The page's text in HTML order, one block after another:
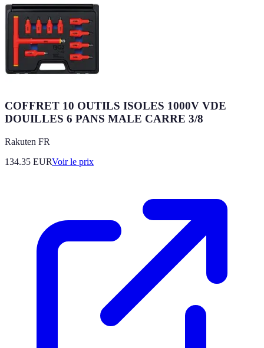
COFFRET 10 OUTILS ISOLES 1000V VDE
DOUILLES 6 PANS MALE CARRE 3/8
Rakuten FR
134.35 EURVoir le prix